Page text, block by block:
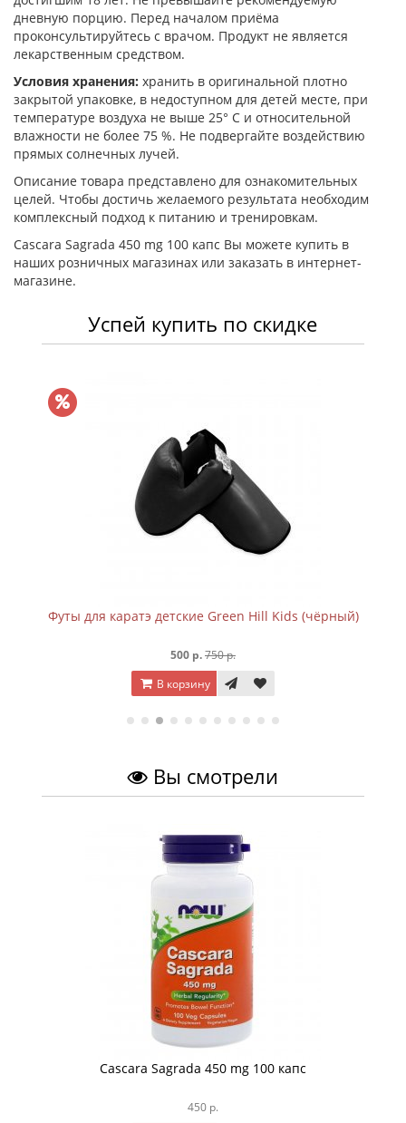
дневную порцию. Перед началом приёма
проконсультируйтесь с врачом. Продукт не является
лекарственным средством.
Условия хранения: хранить в оригинальной плотно
закрытой упаковке, в недоступном для детей месте, при
температуре воздуха не выше 25° С и относительной
влажности не более 75 %. Не подвергайте воздействию
прямых солнечных лучей.
Описание товара представлено для ознакомительных
целей. Чтобы достичь желаемого результата необходим
комплексный подход к питанию и тренировкам.
Cascara Sagrada 450 mg 100 капс Вы можете купить в
наших розничных магазинах или заказать в интернет-
магазине.
Успей купить по скидке
Футы для каратэ детские Green Hill Kids (чёрный)
500 р.750 р.
В корзину
Вы смотрели
Cascara Sagrada 450 mg 100 капс
450 р.